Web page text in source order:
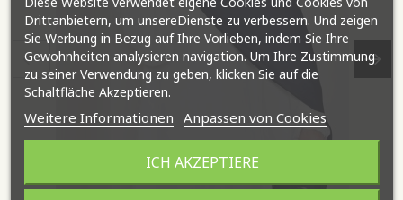
Drittanbietern, um unsereDienste zu verbessern. Und zeigen
Sie Werbung in Bezug auf Ihre Vorlieben, indem Sie Ihre
Gewohnheiten analysieren navigation. Um Ihre Zustimmung
zu seiner Verwendung zu geben, klicken Sie auf die
Schaltfläche Akzeptieren.
Weitere Informationen Anpassen von Cookies
ICH AKZEPTIERE